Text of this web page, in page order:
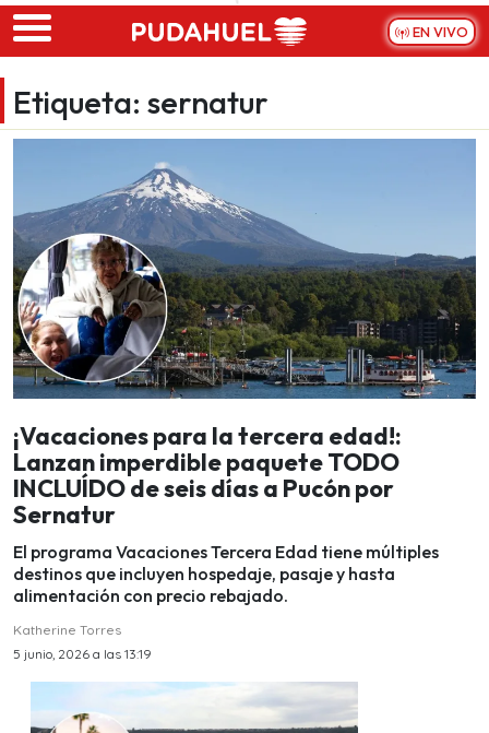
Skip to main content
EN VIVO
Etiqueta: sernatur
¡Vacaciones para la tercera edad!:
Lanzan imperdible paquete TODO
INCLUÍDO de seis días a Pucón por
Sernatur
El programa Vacaciones Tercera Edad tiene múltiples
destinos que incluyen hospedaje, pasaje y hasta
alimentación con precio rebajado.
Katherine Torres
5 junio, 2026 a las 13:19